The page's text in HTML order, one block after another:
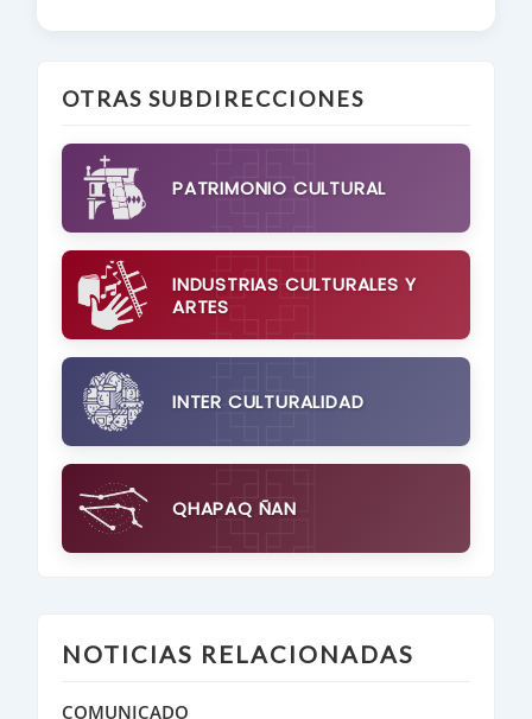
OTRAS SUBDIRECCIONES
PATRIMONIO CULTURAL
INDUSTRIAS CULTURALES Y
ARTES
INTER CULTURALIDAD
QHAPAQ ÑAN
NOTICIAS RELACIONADAS
COMUNICADO